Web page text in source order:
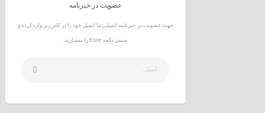
عضویت در خبرنامه
جهت عضویت در خبرنامه ایمیلی ما ایمیل خود را در کادر زیر وارد کرده و
سپس دکمه Enter را بفشارید.